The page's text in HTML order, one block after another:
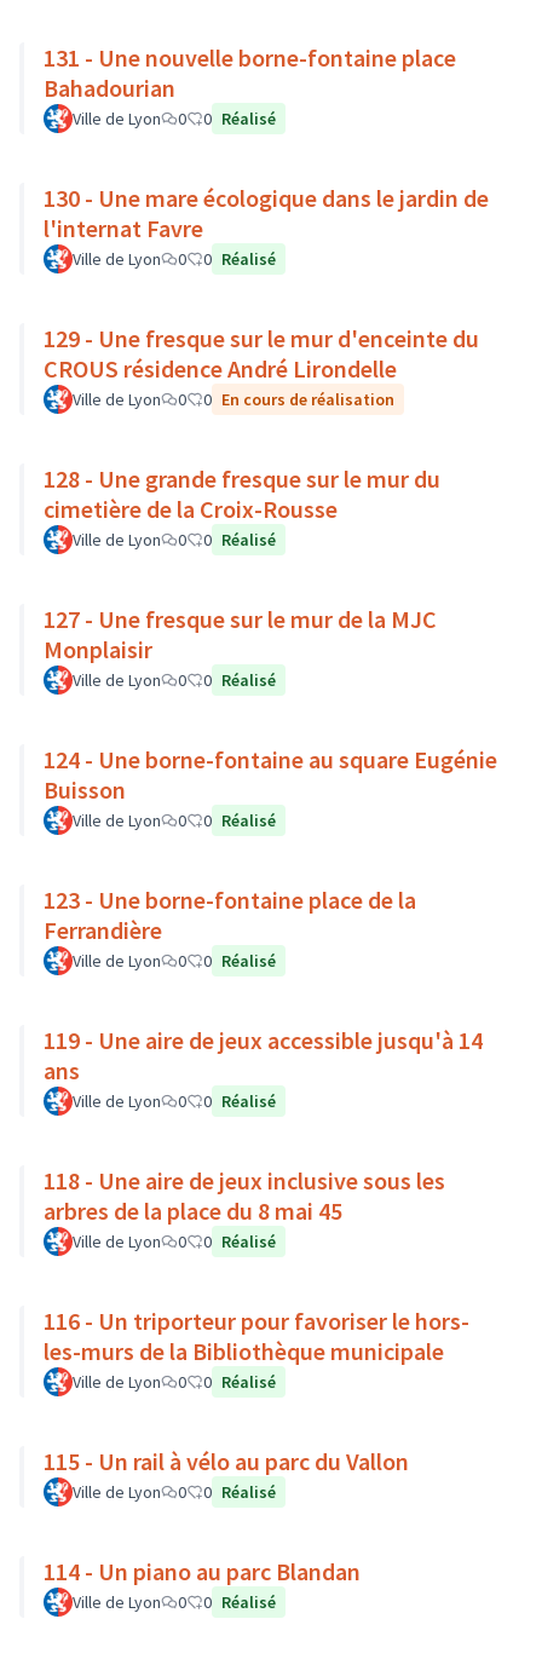
131 - Une nouvelle borne-fontaine place
Bahadourian
Ville de Lyon 0 0 Réalisé
130 - Une mare écologique dans le jardin de
l'internat Favre
Ville de Lyon 0 0 Réalisé
129 - Une fresque sur le mur d'enceinte du
CROUS résidence André Lirondelle
Ville de Lyon 0 0 En cours de réalisation
128 - Une grande fresque sur le mur du
cimetière de la Croix-Rousse
Ville de Lyon 0 0 Réalisé
127 - Une fresque sur le mur de la MJC
Monplaisir
Ville de Lyon 0 0 Réalisé
124 - Une borne-fontaine au square Eugénie
Buisson
Ville de Lyon 0 0 Réalisé
123 - Une borne-fontaine place de la
Ferrandière
Ville de Lyon 0 0 Réalisé
119 - Une aire de jeux accessible jusqu'à 14
ans
Ville de Lyon 0 0 Réalisé
118 - Une aire de jeux inclusive sous les
arbres de la place du 8 mai 45
Ville de Lyon 0 0 Réalisé
116 - Un triporteur pour favoriser le hors-
les-murs de la Bibliothèque municipale
Ville de Lyon 0 0 Réalisé
115 - Un rail à vélo au parc du Vallon
Ville de Lyon 0 0 Réalisé
114 - Un piano au parc Blandan
Ville de Lyon 0 0 Réalisé